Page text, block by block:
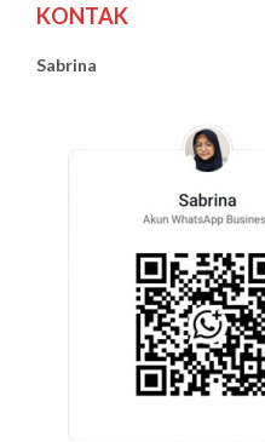
KONTAK
Sabrina